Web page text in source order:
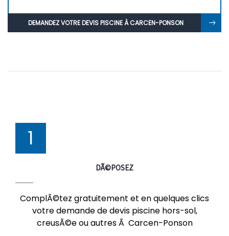
DEMANDEZ VOTRE DEVIS PISCINE À CARCEN-PONSON
1
DÃ©POSEZ
ComplÃ©tez gratuitement et en quelques clics
votre demande de devis piscine hors-sol,
creusÃ©e ou autres Ã Carcen-Ponson